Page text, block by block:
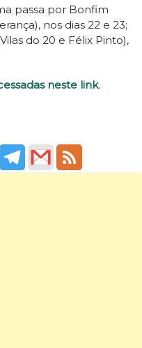
passa por Bonfim
nos dias 22 e 23;
do 20 e Félix Pinto),
neste link.